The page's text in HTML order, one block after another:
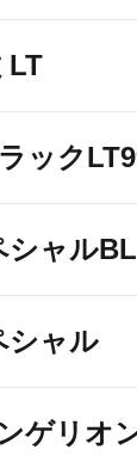
LT
ック
シャル
シャル
ゲリオ